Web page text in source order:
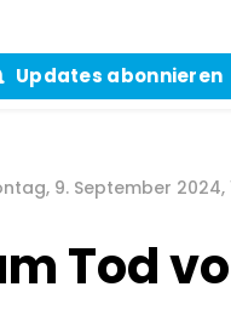
Updates abonnieren
9. September 2024,
Tod